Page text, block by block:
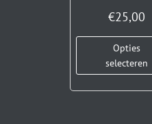
€25,00
Opties
selecteren